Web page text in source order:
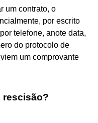
um contrato, o
por escrito
telefone, anote data,
do protocolo de
um comprovante
rescisão?